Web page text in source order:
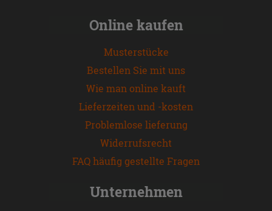
Online kaufen
Musterstücke
Bestellen Sie mit uns
Wie man online kauft
Lieferzeiten und -kosten
Problemlose lieferung
Widerrufsrecht
FAQ häufig gestellte Fragen
Unternehmen